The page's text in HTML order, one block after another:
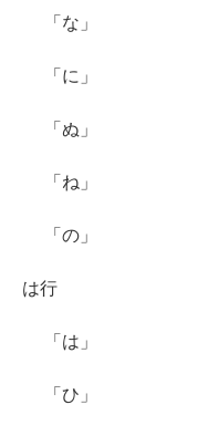
「な」
「に」
「ぬ」
「ね」
「の」
は行
「は」
「ひ」